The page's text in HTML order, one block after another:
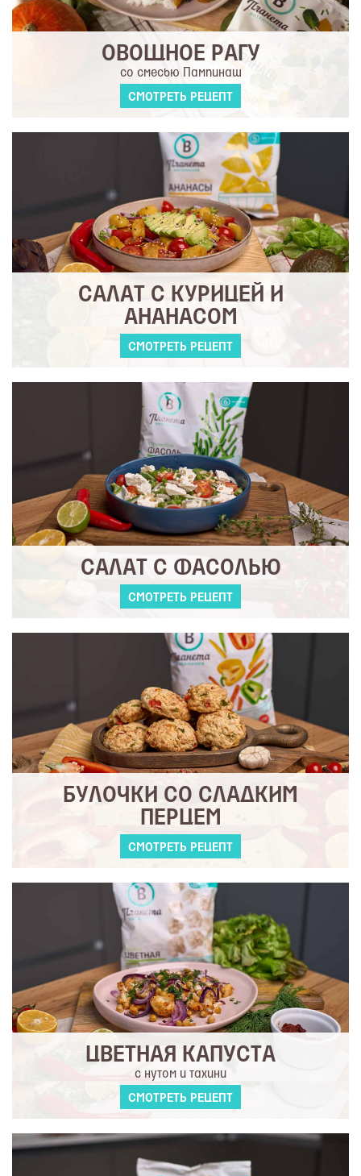
ОВОЩНОЕ РАГУ
со смесью Пампинаш
СМОТРЕТЬ РЕЦЕПТ
САЛАТ С КУРИЦЕЙ И
АНАНАСОМ
СМОТРЕТЬ РЕЦЕПТ
САЛАТ С ФАСОЛЬЮ
СМОТРЕТЬ РЕЦЕПТ
БУЛОЧКИ СО СЛАДКИМ
ПЕРЦЕМ
СМОТРЕТЬ РЕЦЕПТ
ЦВЕТНАЯ КАПУСТА
с нутом и тахини
СМОТРЕТЬ РЕЦЕПТ